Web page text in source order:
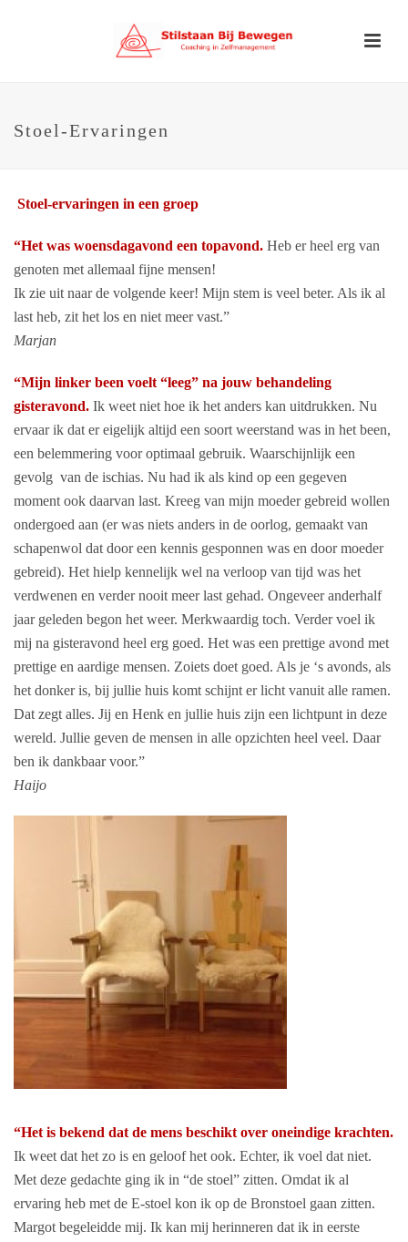
Stoel-Ervaringen
Stoel-ervaringen in een groep
“Het was woensdagavond een topavond. Heb er heel erg van
genoten met allemaal fijne mensen!
Ik zie uit naar de volgende keer! Mijn stem is veel beter. Als ik al
last heb, zit het los en niet meer vast.”
Marjan
“Mijn linker been voelt “leeg” na jouw behandeling
gisteravond. Ik weet niet hoe ik het anders kan uitdrukken. Nu
ervaar ik dat er eigelijk altijd een soort weerstand was in het been,
een belemmering voor optimaal gebruik. Waarschijnlijk een
gevolg van de ischias. Nu had ik als kind op een gegeven
moment ook daarvan last. Kreeg van mijn moeder gebreid wollen
ondergoed aan (er was niets anders in de oorlog, gemaakt van
schapenwol dat door een kennis gesponnen was en door moeder
gebreid). Het hielp kennelijk wel na verloop van tijd was het
verdwenen en verder nooit meer last gehad. Ongeveer anderhalf
jaar geleden begon het weer. Merkwaardig toch. Verder voel ik
mij na gisteravond heel erg goed. Het was een prettige avond met
prettige en aardige mensen. Zoiets doet goed. Als je ‘s avonds, als
het donker is, bij jullie huis komt schijnt er licht vanuit alle ramen.
Dat zegt alles. Jij en Henk en jullie huis zijn een lichtpunt in deze
wereld. Jullie geven de mensen in alle opzichten heel veel. Daar
ben ik dankbaar voor.”
Haijo
“Het is bekend dat de mens beschikt over oneindige krachten.
Ik weet dat het zo is en geloof het ook. Echter, ik voel dat niet.
Met deze gedachte ging ik in “de stoel” zitten. Omdat ik al
ervaring heb met de E-stoel kon ik op de Bronstoel gaan zitten.
Margot begeleidde mij. Ik kan mij herinneren dat ik in eerste